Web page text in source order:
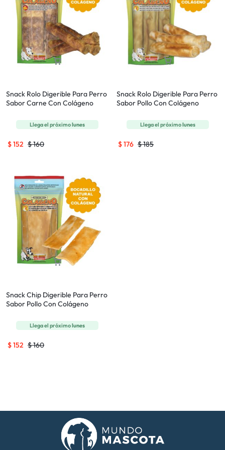
Snack Rolo Digerible Para Perro
Sabor Carne Con Colágeno
Llega el próximolunes
$160
$152
Snack Rolo Digerible Para Perro
Sabor Pollo Con Colágeno
Llega el próximolunes
$185
$176
Snack Chip Digerible Para Perro
Sabor Pollo Con Colágeno
Llega el próximolunes
$160
$152